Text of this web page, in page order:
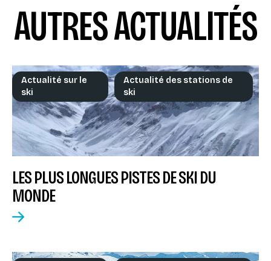
AUTRES ACTUALITÉS
Actualité sur le
ski
Actualité des stations de
ski
LES PLUS LONGUES PISTES DE SKI DU
MONDE